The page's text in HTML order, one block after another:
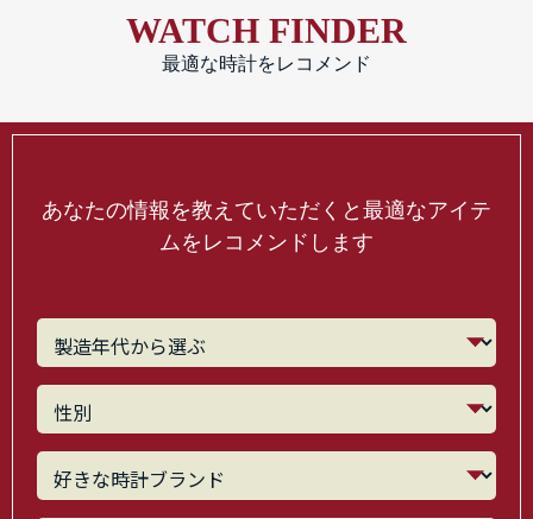
WATCH FINDER
最適な時計をレコメンド
あなたの情報を教えていただくと最適なアイテ
ムをレコメンドします